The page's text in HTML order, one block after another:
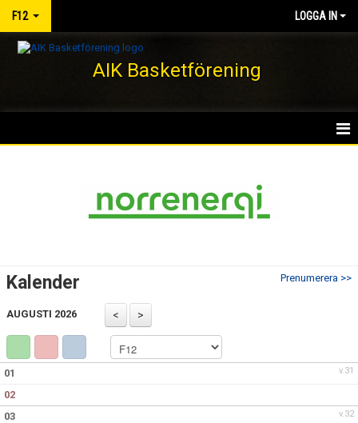
F12 LOGGA IN
AIK Basketförening
BILDGALLERI
DOKUMENT
KONTAKT
Prenumerera >>
Kalender
AUGUSTI 2026
v.31
01
02
v.32
03